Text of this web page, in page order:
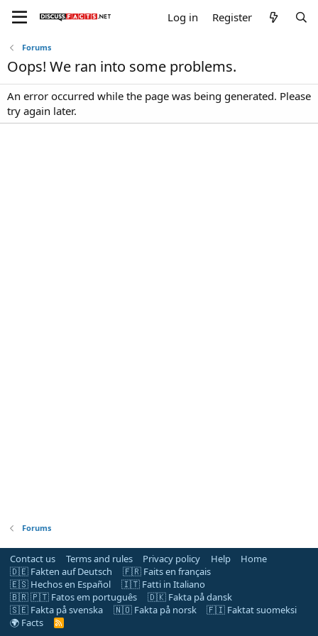
Log in Register
Forums
Oops! We ran into some problems.
An error occurred while the page was being generated. Please
try again later.
Forums
Contact us Terms and rules Privacy policy Help
Home
🇩🇪 Fakten auf Deutsch
🇫🇷 Faits en français
🇪🇸 Hechos en Español
🇮🇹 Fatti in Italiano
🇧🇷 🇵🇹 Fatos em português
🇩🇰 Fakta på dansk
🇸🇪 Fakta på svenska
🇳🇴 Fakta på norsk
🇫🇮 Faktat suomeksi
🌍 Facts
R